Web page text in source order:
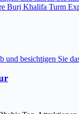
Burj Khalifa Turm
und besichtigen Sie